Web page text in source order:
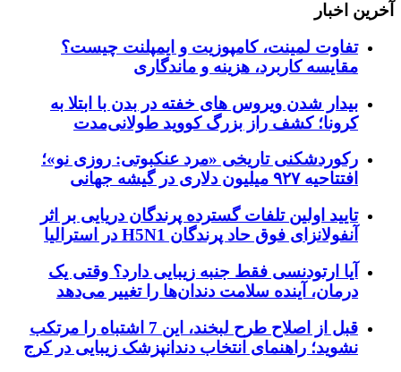
آخرین اخبار
تفاوت لمینت، کامپوزیت و ایمپلنت چیست؟
مقایسه کاربرد، هزینه و ماندگاری
بیدار شدن ویروس‌ های خفته در بدن با ابتلا به
کرونا؛ کشف راز بزرگ کووید طولانی‌مدت
رکوردشکنی تاریخی «مرد عنکبوتی: روزی نو»؛
افتتاحیه ۹۲۷ میلیون دلاری در گیشه جهانی
تایید اولین تلفات گسترده پرندگان دریایی بر اثر
آنفولانزای فوق حاد پرندگان H5N1 در استرالیا
آیا ارتودنسی فقط جنبه زیبایی دارد؟ وقتی یک
درمان، آینده سلامت دندان‌ها را تغییر می‌دهد
قبل از اصلاح طرح لبخند، این 7 اشتباه را مرتکب
نشوید؛ راهنمای انتخاب دندانپزشک زیبایی در کرج